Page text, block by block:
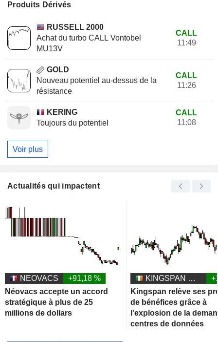
Produits Dérivés
RUSSELL 2000
Achat du turbo CALL Vontobel
MU13V
CALL
11:49
GOLD
Nouveau potentiel au-dessus de la
résistance
CALL
11:26
KERING
Toujours du potentiel
CALL
11:08
Voir plus
Actualités qui impactent
NEOVACS
+91,18 %
Néovacs accepte un accord
stratégique à plus de 25
millions de dollars
KINGSPAN GROUP PLC
Kingspan relève ses
de bénéfices grâce à
l'explosion de la
centres de données